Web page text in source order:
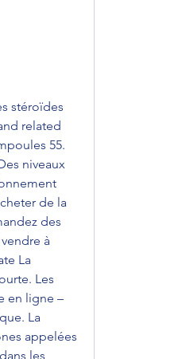
stéroïdes
related
55.
niveaux
de la
des
à
La
Les
en ligne –
La
appelées
les